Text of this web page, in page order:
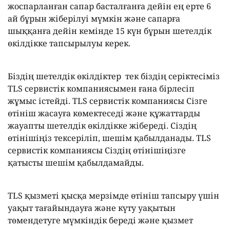
жоспарланған сапар басталғанға дейін ең ерте 6
ай бұрын жіберілуі мүмкін және сапарға
шыққанға дейін кемінде 15 күн бұрын шетелдік
өкілдікке тапсырылуы керек.
Біздің шетелдік өкілдіктер тек біздің серіктесіміз
TLS сервистік компаниясымен ғана бірлесіп
жұмыс істейді. TLS сервистік компаниясы Сізге
өтініш жасауға көмектеседі және құжаттарды
жауапты шетелдік өкілдікке жібереді. Сіздің
өтінішіңіз тексеріліп, шешім қабылданады. TLS
сервистік компаниясы Сіздің өтінішіңізге
қатысты шешім қабылдамайды.
TLS қызметі қысқа мерзімде өтініш тапсыру үшін
уақыт тағайындауға және күту уақытын
төмендетуге мүмкіндік береді және қызмет